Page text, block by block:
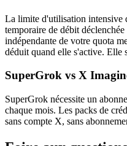
La limite d'utilisation intensive
temporaire de débit
indépendante de votre quota
déduit quand elle s'active. Elle
SuperGrok vs X
SuperGrok nécessite un
chaque mois. Les packs de
sans compte X, sans